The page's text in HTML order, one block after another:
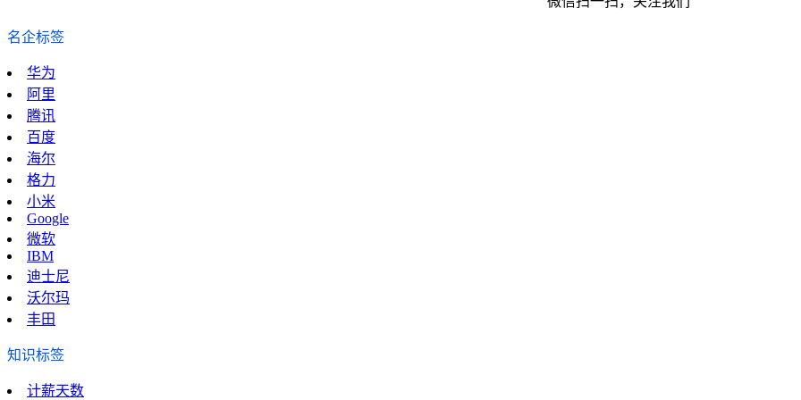
名企标签
华为
阿里
腾讯
百度
海尔
格力
小米
Google
微软
IBM
迪士尼
沃尔玛
丰田
知识标签
计薪天数